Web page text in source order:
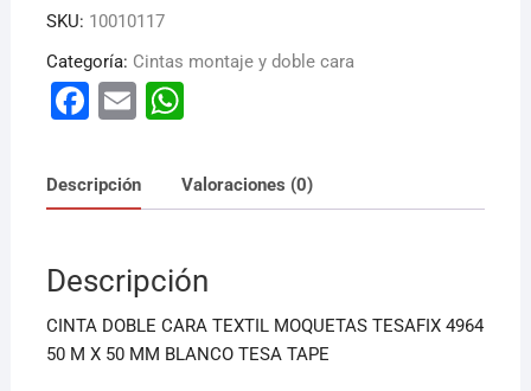
SKU: 10010117
Categoría: Cintas montaje y doble cara
F
c
e
o
o
k
E
ai
l
W
at
s
p
p
Descripción Valoraciones (0)
Descripción
CINTA DOBLE CARA TEXTIL MOQUETAS TESAFIX 4964
50 M X 50 MM BLANCO TESA TAPE